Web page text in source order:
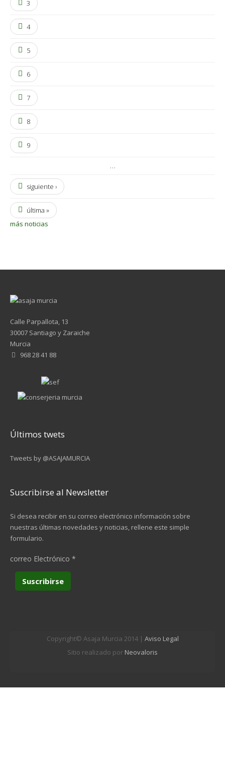
3
4
5
6
7
8
9
…
siguiente ›
última »
más noticias
Calle Parpallota, 13
30007 Santiago y Zaraiche
Murcia
968 28 41 88
Últimos twets
Tweets by @ASAJAMURCIA
Suscribirse al Newsletter
Si desea recibir en su correo electrónico información sobre
nuestras últimas novedades y noticias, rellene este simple
formulario.
correo Electrónico *
Copyright© Asaja Murcia 2014 | Aviso Legal
Sitio realizado por Neovaloris